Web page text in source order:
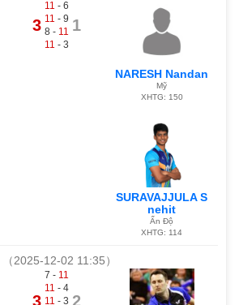
3
11 - 6
11 - 9
8 - 11
11 - 3
1
NARESH Nandan
Mỹ
XHTG: 150
SURAVAJJULA S
nehit
Ấn Độ
XHTG: 114
（2025-12-02 11:35）
3
7 - 11
11 - 4
11 - 3 2